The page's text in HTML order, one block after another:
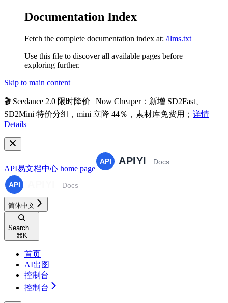
Documentation Index
Fetch the complete documentation index at: /llms.txt
Use this file to discover all available pages before
exploring further.
Skip to main content
🎬 Seedance 2.0 限时降价 | Now Cheaper：新增 SD2Fast、
SD2Mini 特价分组，mini 立降 44％，素材库免费用； 详情
Details
API易文档中心 home page
简体中文
Search...
⌘ K
首页
AI出图
控制台
控制台